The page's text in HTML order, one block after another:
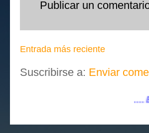
Publicar un
Entrada más reciente
Suscribirse a: Enviar
.... EL ESLABÓN VILLENA